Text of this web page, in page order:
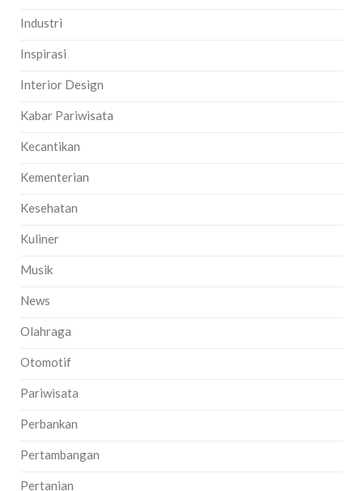
Industri
Inspirasi
Interior Design
Kabar Pariwisata
Kecantikan
Kementerian
Kesehatan
Kuliner
Musik
News
Olahraga
Otomotif
Pariwisata
Perbankan
Pertambangan
Pertanian